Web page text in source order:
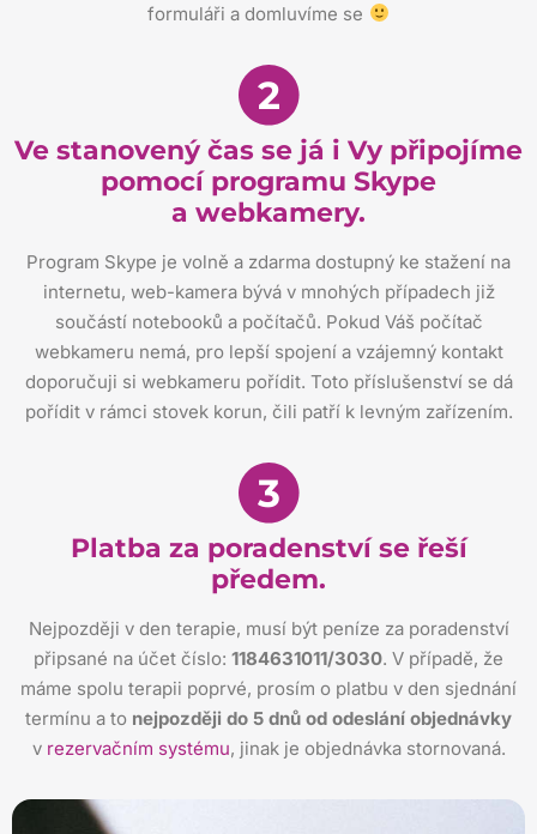
formuláři a domluvíme se
2
Ve stanovený čas se já i Vy připojíme
pomocí programu Skype
a webkamery.
Program Skype je volně a zdarma dostupný ke stažení na
internetu, web-kamera bývá v mnohých případech již
součástí notebooků a počítačů. Pokud Váš počítač
webkameru nemá, pro lepší spojení a vzájemný kontakt
doporučuji si webkameru pořídit. Toto příslušenství se dá
pořídit v rámci stovek korun, čili patří k levným zařízením.
3
Platba za poradenství se řeší
předem.
Nejpozději v den terapie, musí být peníze za poradenství
připsané na účet číslo: 1184631011/3030. V případě, že
máme spolu terapii poprvé, prosím o platbu v den sjednání
termínu a to nejpozději do 5 dnů od odeslání objednávky
v rezervačním systému, jinak je objednávka stornovaná.